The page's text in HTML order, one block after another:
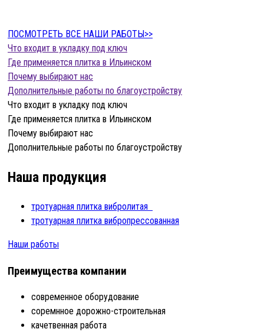
ПОСМОТРЕТЬ ВСЕ НАШИ РАБОТЫ>>
Что входит в укладку под ключ
Где применяется плитка в Ильинском
Почему выбирают нас
Дополнительные работы по благоустройству
Что входит в укладку под ключ
Где применяется плитка в Ильинском
Почему выбирают нас
Дополнительные работы по благоустройству
Наша продукция
тротуарная плитка вибролитая
тротуарная плитка вибропрессованная
Наши работы
Преимущества компании
современное оборудование
соремнное дорожно-строительная
качетвенная работа